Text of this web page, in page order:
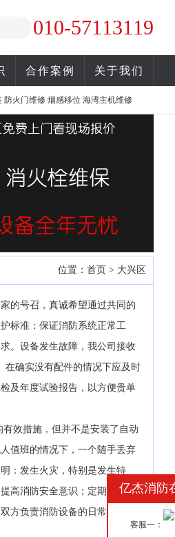
010-57113119
合作案例 关于我们
防火门维修 烟感移位 海湾主机维修
位置： 首页 > 大兴区
的号召，真诚希望通过共同的
标准：保证消防系统正常工
。设备发生故障，我公司接收
在确实没有配件的情况下应及时
及年度试验报告，以方便贵单
效措施，但并不是安装了自动
值班的情况下，一个随手丢弃
：发生火灾，特别是发生特
高消防安全意识；定期进行北
方负责消防设备的日常管理和
亿杰消防
客服一：